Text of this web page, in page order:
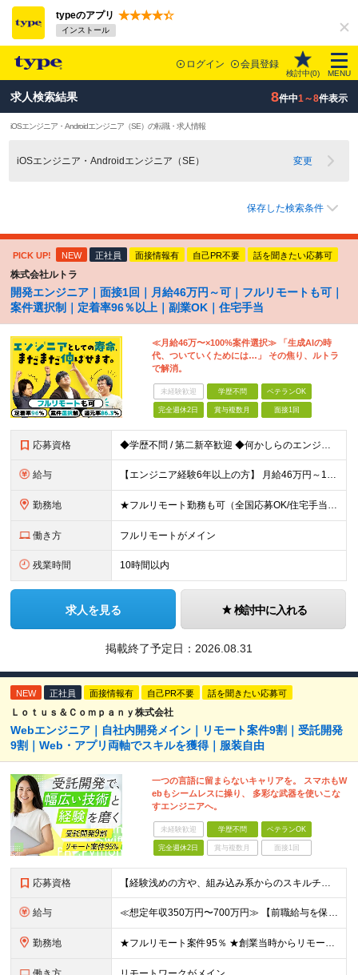
typeのアプリ
インストール
ログイン 会員登録
検討中(0) MENU
求人検索結果 8件中1～8件表示
iOSエンジニア・Androidエンジニア（SE）の転職・求人情報
iOSエンジニア・Androidエンジニア（SE） 変更
保存した検索条件
PICK UP! NEW 正社員 面接情報有 自己PR不要 話を聞きたい応募可
株式会社ルトラ
開発エンジニア｜面接1回｜月給46万円～可｜フルリモートも可｜
案件選択制｜定着率96％以上｜副業OK｜住宅手当
≪月給46万〜×100%案件選択≫ 「生成AIの時
代、ついていくためには…」 その焦り、ルトラ
で解消。
未経験歓迎 学歴不問 ベテランOK
完全週休2日 賞与複数月 面接1回
応募資格 ◆学歴不問 / 第二新卒歓迎 ◆何かしらのエンジニア経験をお持ちの方 （言語・期間・フェーズ不問） 経験浅めの方も遠慮なくご応募ください！ ■入社前Q＆A ────── ◎実力に見合った報酬が手に
給与 【エンジニア経験6年以上の方】 月給46万円～100万円（固定残業代含む） ※上記月給には月30時間分の固定残業代（月8万7,400円～月19万円）を含む。超過分は全額支給。 【エンジニア経験4年以
勤務地 ★フルリモート勤務も可（全国応募OK/住宅手当を支給します） ※案件によって常駐が必要になる場合があります。 ※希望がない限り、転勤はありません ※U・Iターン歓迎 ★ルトラの社員は全国各地で活躍中
働き方 フルリモートがメイン
残業時間 10時間以内
求人を見る 検討中に入れる
掲載終了予定日： 2026.08.31
NEW 正社員 面接情報有 自己PR不要 話を聞きたい応募可
Ｌｏｔｕｓ＆Ｃｏｍｐａｎｙ株式会社
Webエンジニア｜自社内開発メイン｜リモート案件9割｜受託開発
9割｜Web・アプリ両軸でスキルを獲得｜服装自由
一つの言語に留まらないキャリアを。 スマホもW
ebもシームレスに操り、 多彩な武器を使いこな
すエンジニアへ。
未経験歓迎 学歴不問 ベテランOK
完全週休2日 賞与複数月 面接1回
応募資格 【経験浅めの方や、組み込み系からのスキルチェンジ大歓迎！】 ■何かしらの開発経験をお持ちの方（言語不問） └テスター・ローコード開発のみや、 C言語での組み込み開発経験でも大歓迎です！ ■本社
給与 ≪想定年収350万円〜700万円≫ 【前職給与を保証・考慮】 ご経験やスキルに応じて優遇いたします！ ★経験が浅い方も前職の給与水準をしっかり考慮。面接にてご相談の上、納得のいく条件でスタートできま
勤務地 ★フルリモート案件95％ ★創業当時からリモートワークに注力 勤務は自宅または中目黒オフィスが中心となります。 案件の約9割は受託開発ですが、 一部案件では首都圏のクライアント先で勤務いただく場合が